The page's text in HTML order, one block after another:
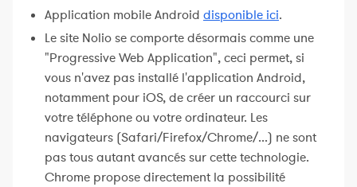
Application mobile Android disponible ici.
Le site Nolio se comporte désormais comme une
"Progressive Web Application", ceci permet, si
vous n'avez pas installé l'application Android,
notamment pour iOS, de créer un raccourci sur
votre téléphone ou votre ordinateur. Les
navigateurs (Safari/Firefox/Chrome/...) ne sont
pas tous autant avancés sur cette technologie.
Chrome propose directement la possibilité